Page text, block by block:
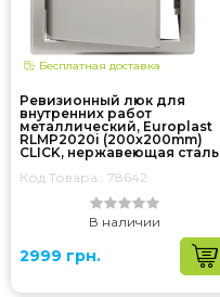
Бесплатная доставка
Ревизионный люк для
внутренних работ
металлический, Europlast
RLMP2020i (200x200mm)
CLICK, нержавеющая сталь
Код Товара:: 78642
В наличии
2999 грн.